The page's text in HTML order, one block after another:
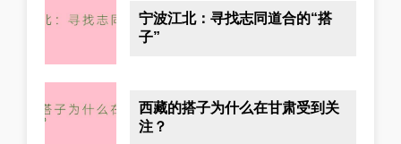
宁波江北：寻找志同道合的“搭
子”
西藏的搭子为什么在甘肃受到关
注？